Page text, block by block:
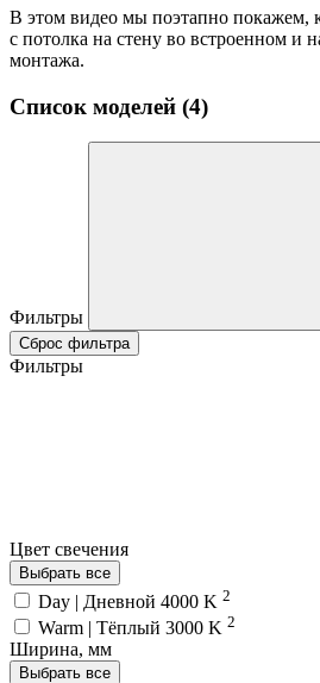
В этом видео мы поэтапно покажем,
с потолка на стену во встроенном и
монтажа.
Список моделей (4)
Фильтры
Сброс фильтра
Фильтры
Цвет свечения
Выбрать все
Day | Дневной 4000 K 2
Warm | Тёплый 3000 K 2
Ширина, мм
Выбрать все